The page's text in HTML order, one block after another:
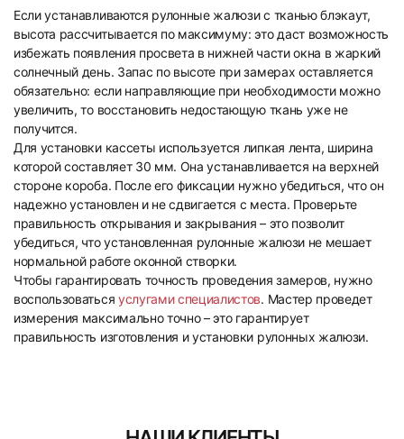
Если устанавливаются рулонные жалюзи с тканью блэкаут,
высота рассчитывается по максимуму: это даст возможность
избежать появления просвета в нижней части окна в жаркий
солнечный день. Запас по высоте при замерах оставляется
обязательно: если направляющие при необходимости можно
увеличить, то восстановить недостающую ткань уже не
получится.
Для установки кассеты используется липкая лента, ширина
которой составляет 30 мм. Она устанавливается на верхней
стороне короба. После его фиксации нужно убедиться, что он
надежно установлен и не сдвигается с места. Проверьте
правильность открывания и закрывания – это позволит
убедиться, что установленная рулонные жалюзи не мешает
нормальной работе оконной створки.
Чтобы гарантировать точность проведения замеров, нужно
воспользоваться услугами специалистов. Мастер проведет
измерения максимально точно – это гарантирует
правильность изготовления и установки рулонных жалюзи.